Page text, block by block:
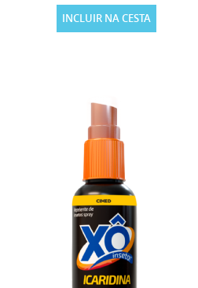
INCLUIR NA CESTA